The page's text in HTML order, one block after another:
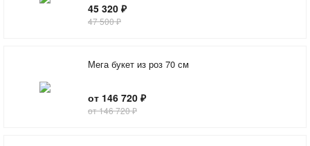
45 320 ₽
47 500 ₽
Мега букет из роз 70 см
от 146 720 ₽
от 146 720 ₽